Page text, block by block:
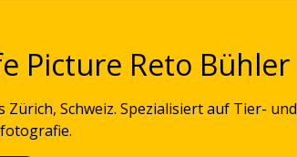
Picture Reto Bühler
Zürich, Schweiz. Spezialisiert auf Tier- und